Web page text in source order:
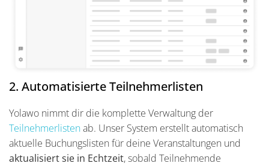
2. Automatisierte Teilnehmerlisten
Yolawo nimmt dir die komplette Verwaltung der
Teilnehmerlistenab. Unser System erstellt automatisch
aktuelle Buchungslisten für deine Veranstaltungen und
aktualisiert sie in Echtzeit, sobald Teilnehmende